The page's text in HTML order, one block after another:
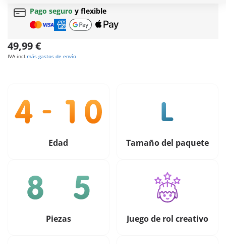
Pago seguro y flexible
49,99 €
IVA incl.más gastos de envío
Edad Tamaño del paquete
Piezas Juego de rol creativo